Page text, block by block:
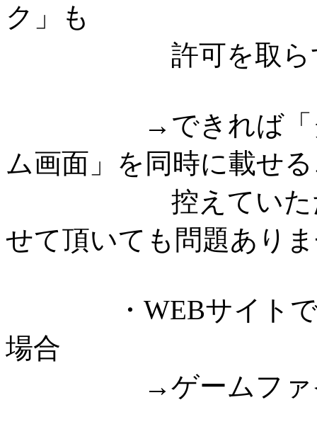
ク」も
許可を取らずに
→できれば「タイ
ム画面」を同時に載せ
控えていただけ
せて頂いても問題あり
・WEBサイトでゲ
場合
→ゲームファイル